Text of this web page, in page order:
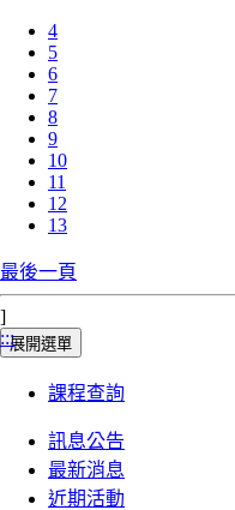
4
5
6
7
8
9
10
11
12
13
最後一頁
]
:::展開選單
課程查詢
訊息公告
最新消息
近期活動